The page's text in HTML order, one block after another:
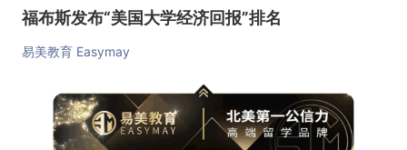
福布斯发布“美国大学经济回报”排名
易美教育 Easymay